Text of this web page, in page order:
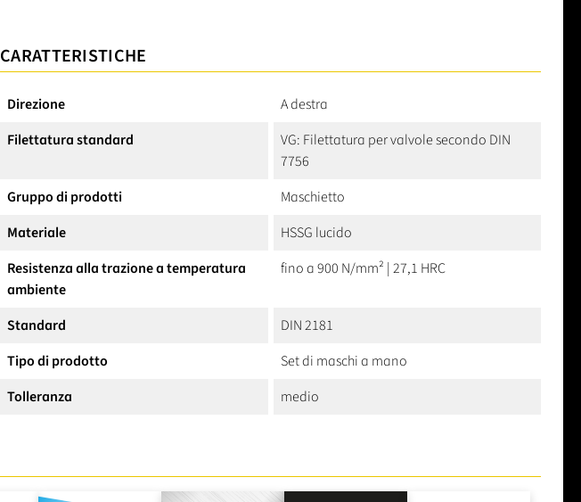
CARATTERISTICHE
Direzione
A destra
Filettatura standard
VG: Filettatura per valvole secondo DIN
7756
Gruppo di prodotti
Maschietto
Materiale
HSSG lucido
Resistenza alla trazione a temperatura
ambiente
fino a 900 N/mm² | 27,1 HRC
Standard
DIN 2181
Tipo di prodotto
Set di maschi a mano
Tolleranza
medio